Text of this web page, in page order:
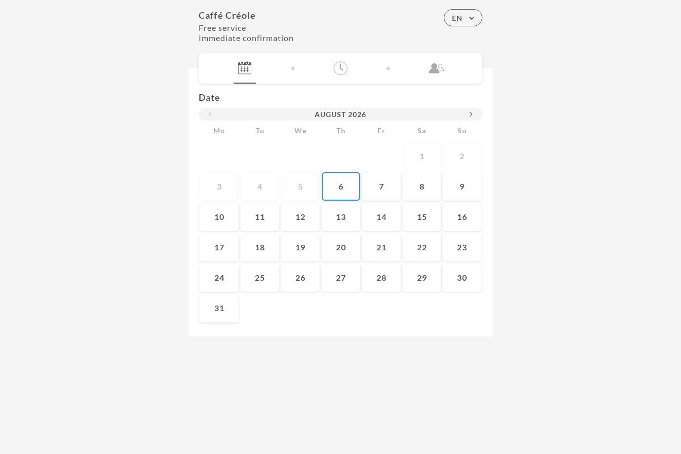
Caffé Créole
Free service
Immediate confirmation
EN
Date
AUGUST 2026
Mo
Tu We Th Fr Sa Su
1 2
3 4 5 6 7 8 9
10 11 12 13 14 15 16
17 18 19 20 21 22 23
24 25 26 27 28 29 30
31